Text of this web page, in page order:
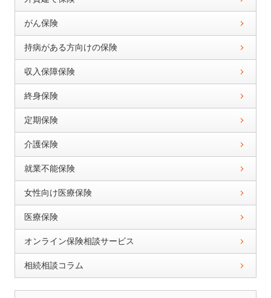
がん保険
持病がある方向けの保険
収入保障保険
終身保険
定期保険
介護保険
就業不能保険
女性向け医療保険
医療保険
オンライン保険相談サービス
相続相談コラム